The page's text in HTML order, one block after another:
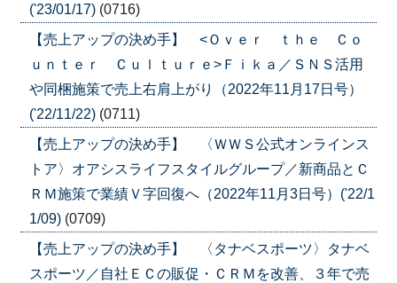
('23/01/17) (0716)
【売上アップの決め手】 <Ｏｖｅｒ ｔｈｅ Ｃｏ
ｕｎｔｅｒ Ｃｕｌｔｕｒｅ>Ｆｉｋａ／ＳＮＳ活用
や同梱施策で売上右肩上がり（2022年11月17日号）
('22/11/22) (0711)
【売上アップの決め手】 〈ＷＷＳ公式オンラインス
トア〉オアシスライフスタイルグループ／新商品とＣ
ＲＭ施策で業績Ｖ字回復へ（2022年11月3日号）('22/1
1/09) (0709)
【売上アップの決め手】 〈タナベスポーツ〉タナベ
スポーツ／自社ＥＣの販促・ＣＲＭを改善、３年で売